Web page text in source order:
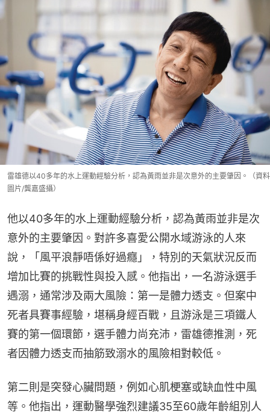
雷雄德以40多年的水上運動經驗分析，認為黃雨並非是次意外的主要肇因。（資料
圖片/龔嘉盛攝）
他以40多年的水上運動經驗分析，認為黃雨並非是次
意外的主要肇因。對許多喜愛公開水域游泳的人來
說，「風平浪靜唔係好過癮」，特別的天氣狀況反而
增加比賽的挑戰性與投入感。他指出，一名游泳選手
遇溺，通常涉及兩大風險：第一是體力透支。但案中
死者具賽事經驗，堪稱身經百戰，且游泳是三項鐵人
賽的第一個環節，選手體力尚充沛，雷雄德推測，死
者因體力透支而抽筋致溺水的風險相對較低。
第二則是突發心臟問題，例如心肌梗塞或缺血性中風
等。他指出，運動醫學強烈建議35至60歲年齡組別人